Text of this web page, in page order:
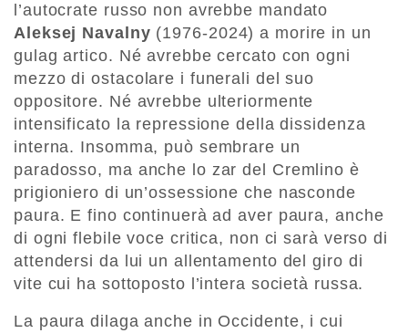
l’autocrate russo non avrebbe mandato
Aleksej Navalny (1976-2024) a morire in un
gulag artico. Né avrebbe cercato con ogni
mezzo di ostacolare i funerali del suo
oppositore. Né avrebbe ulteriormente
intensificato la repressione della dissidenza
interna. Insomma, può sembrare un
paradosso, ma anche lo zar del Cremlino è
prigioniero di un’ossessione che nasconde
paura. E fino continuerà ad aver paura, anche
di ogni flebile voce critica, non ci sarà verso di
attendersi da lui un allentamento del giro di
vite cui ha sottoposto l’intera società russa.
La paura dilaga anche in Occidente, i cui